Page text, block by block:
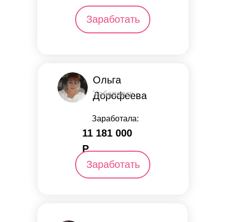
Заработать
Ольга
Дорофеева
Хабаровск
Заработала:
11 181 000
Р.
Заработать